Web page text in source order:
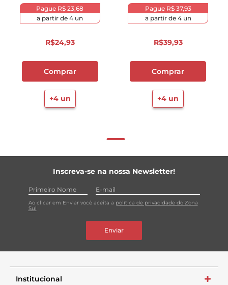
Pague R$ 23,68
a partir de4 un
R$24,93
Comprar
+4un
Pague R$ 37,93
a partir de 4un
R$39,93
Comprar
+4 un
Inscreva-se na nossa Newsletter!
Ao clicar em Enviar você aceita a política de privacidade do Zona
Sul
Enviar
Institucional +